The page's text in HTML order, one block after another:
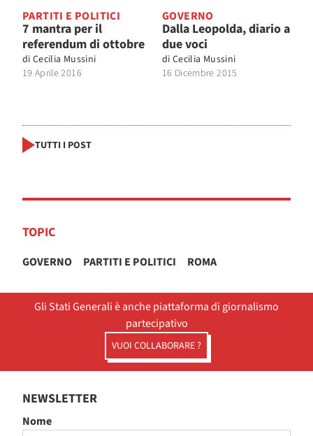
PARTITI E POLITICI
7 mantra per il
referendum di ottobre
di Cecilia Mussini
19 Aprile 2016
GOVERNO
Dalla Leopolda, diario a
due voci
di Cecilia Mussini
16 Dicembre 2015
TUTTI I POST
TOPIC
GOVERNO PARTITI E POLITICI ROMA
Gli Stati Generali è anche piattaforma di giornalismo
partecipativo
VUOI COLLABORARE ?
NEWSLETTER
Nome